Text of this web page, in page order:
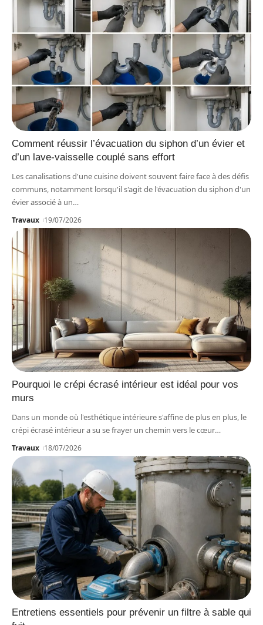
Comment réussir l’évacuation du siphon d’un évier et
d’un lave-vaisselle couplé sans effort
Les canalisations d'une cuisine doivent souvent faire face à des défis
communs, notamment lorsqu'il s'agit de l'évacuation du siphon d'un
évier associé à un…
Travaux 19/07/2026
Pourquoi le crépi écrasé intérieur est idéal pour vos
murs
Dans un monde où l'esthétique intérieure s'affine de plus en plus, le
crépi écrasé intérieur a su se frayer un chemin vers le cœur…
Travaux 18/07/2026
Entretiens essentiels pour prévenir un filtre à sable qui